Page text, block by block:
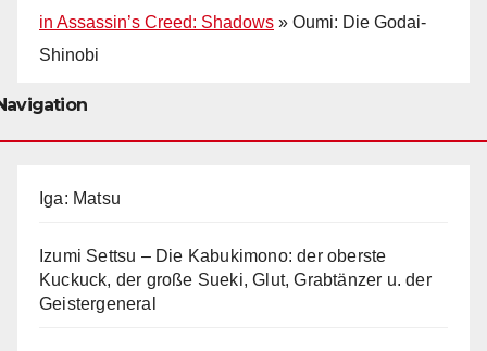
in Assassin’s Creed: Shadows » Oumi: Die Godai-
Shinobi
Iga: Matsu
Izumi Settsu – Die Kabukimono: der oberste
Kuckuck, der große Sueki, Glut, Grabtänzer u. der
Geistergeneral